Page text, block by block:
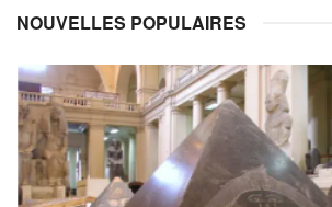
NOUVELLES POPULAIRES